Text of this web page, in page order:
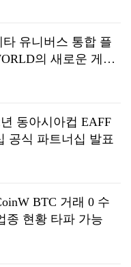
로 충전 생태계 플랫폼 육성
트 스톱(Pit stop)에서 영감받
전과 연관된 모든 서비스를
시간을 의미 있게 만드는 충
획이다. 도심 내 주요 거점에
유니버스 통합 플
의 새로운 게임
동아시아컵 EAFF
공식 파트너십 발표
BTC 거래 0 수
종 현황 타파 가능